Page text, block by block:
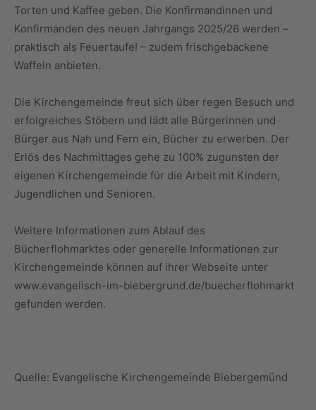
Torten und Kaffee geben. Die Konfirmandinnen und
Konfirmanden des neuen Jahrgangs 2025/26 werden –
praktisch als Feuertaufe! – zudem frischgebackene
Waffeln anbieten.
Die Kirchengemeinde freut sich über regen Besuch und
erfolgreiches Stöbern und lädt alle Bürgerinnen und
Bürger aus Nah und Fern ein, Bücher zu erwerben. Der
Erlös des Nachmittages gehe zu 100% zugunsten der
eigenen Kirchengemeinde für die Arbeit mit Kindern,
Jugendlichen und Senioren.
Weitere Informationen zum Ablauf des
Bücherflohmarktes oder generelle Informationen zur
Kirchengemeinde können auf ihrer Webseite unter
www.evangelisch-im-biebergrund.de/buecherflohmarkt
gefunden werden.
Quelle: Evangelische Kirchengemeinde Biebergemünd